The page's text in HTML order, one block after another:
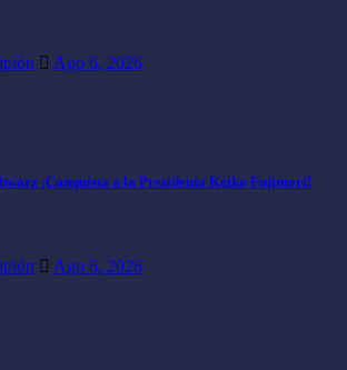
Ago 6, 2026
¡Conquista a la Presidenta Keiko Fujimori!
Ago 6, 2026